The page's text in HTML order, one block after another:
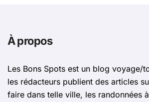
À propos
Les Bons Spots est un blog voyage/
les rédacteurs publient des articles
faire dans telle ville, les randonnées